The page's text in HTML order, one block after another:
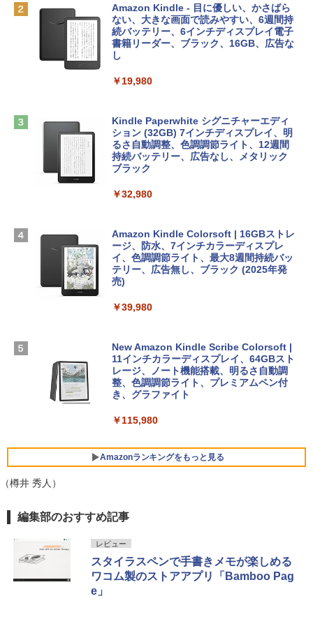
￥137,800
tomtoc 360°保護 15.6 16インチ パソコ
ンケース Dell NEC Lavie ASUS HP dyna
Apple 2026 MacBook Air M5チップ搭載
13インチノートブック：AIとApple Intell
igence、13.6インチLiquid Retinaディ
スプレイ、24GBユニファイドメモリ、1
ームカメラ、日本語キーボード、Touch I
￥298,901
【Amazon.co.jp限定】 HP ノートパソコ
ン 15-fd 15.6インチ 16GBメモリ 512GB
FMV ノートパソコン WE1-K3 (MS 365 P
ersonal/Copilotキー搭載/Win 11/15.6型/
Core i5/16GB/SSD 512GB/ホワイト) FM
VWK3E15W_AZ
￥119,800
定バーチャルアイテムを含む】 【オンラ
インゲームコード】 ロブロックス | オン
ラインコード版
￥1,300
ows11、10/mac対応|PC2台
￥39,582
定バーチャルアイテムを含む】 【オンラ
￥3,200
Robloxギフトカード - 1000 Robux 【限
インゲームコード】 ロブロックス |オン
￥1,600
出す プロンプトの言葉 AI画像生成シリー
ズ (はぴーイラストLabo)
￥99
ClaudeCode いちばんやさしい 教科書:
にもKindle出版にも！ 非エンジニアのた
めのAIコーディング入門シリーズ
￥99
FM TOWNS ハイパー・カタログ: 本体ハ
￥1,600
1冊ですべて身につくHTML & CSSとWe
Amazon Kindle - 目に優しい、かさばら
ない、大きな画面で読みやすい、6週間持
続バッテリー、6インチディスプレイ電子
書籍リーダー、ブラック、16GB、広告な
し
￥19,980
Kindle Paperwhite シグニチャーエディ
ション (32GB) 7インチディスプレイ、明
るさ自動調整、色調調節ライト、12週間
持続バッテリー、広告なし、メタリック
ブラック
￥32,980
Amazon Kindle Colorsoft | 16GBストレ
ージ、防水、7インチカラーディスプレ
イ、色調調節ライト、最大8週間持続バッ
テリー、広告無し、ブラック (2025年発
売)
￥39,980
New Amazon Kindle Scribe Colorsoft |
11インチカラーディスプレイ、64GBスト
レージ、ノート機能搭載、明るさ自動調
整、色調調節ライト、プレミアムペン付
き、グラファイト
￥115,980
Amazonランキングをもっと見る
（樽井 秀人）
編集部のおすすめ記事
レビュー
スタイラスペンで手書きメモが楽しめる
ワコム製のストアアプリ「Bamboo Pag
e」